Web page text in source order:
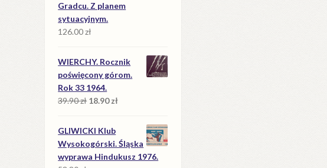
Gradcu. Z planem
sytuacyjnym.
126.00zł
WIERCHY. Rocznik
poświęcony górom.
Rok 33 1964.
39.90zł Pierwotna
wynosiła:
39.90 zł.
18.90złAktualna
18.90 zł.
GLIWICKI Klub
Wysokogórski. Śląska
wyprawa Hindukusz 1976.